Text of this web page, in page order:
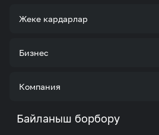
Жеке кардарлар
Тарифтер
Роуминг жана эл аралык чалуулар
Бизнес
Корпоративдик кардар болуңуз
Компания
Биз жөнүндө
Байланыш борбору